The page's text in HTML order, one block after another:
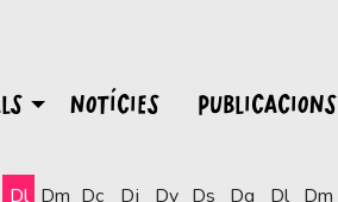
NOTÍCIES PUBLICACIONS
Dl Dm Dc
Dj
Dv Ds
Dg
Dl Dm